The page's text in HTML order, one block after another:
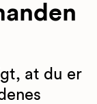
at du er